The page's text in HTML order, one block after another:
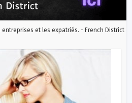
et les expatriés. - French District